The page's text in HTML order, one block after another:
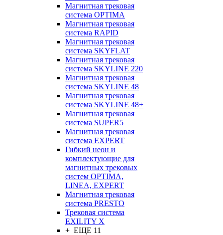
Магнитная трековая
система OPTIMA
Магнитная трековая
система RAPID
Магнитная трековая
система SKYFLAT
Магнитная трековая
система SKYLINE 220
Магнитная трековая
система SKYLINE 48
Магнитная трековая
система SKYLINE 48+
Магнитная трековая
система SUPER5
Магнитная трековая
система EXPERT
Гибкий неон и
комплектующие для
магнитных трековых
систем OPTIMA,
LINEA, EXPERT
Магнитная трековая
система PRESTO
Трековая система
EXILITY X
+ ЕЩЕ 11